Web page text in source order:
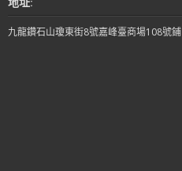
九龍鑽石山瓊東街8號嘉峰臺商場108號鋪